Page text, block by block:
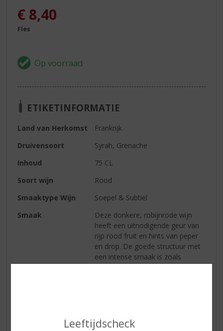
Leeftijdscheck
€ 8,40
Fles
ETIKETINFORMATIE
Land van Herkomst
Frankrijk
Druivensoort
Syrah, Grenache
Inhoud
75 CL
Soort wijn
Rood
Smaaktype Wijn
Soepel & Subtiel
Smaak
Deze donkere, robijnrode wijn
heeft een uitnodigende geur van
rijp rood fruit en hints van peper
en drop. De goede structuur met
een intense smaak is zoals